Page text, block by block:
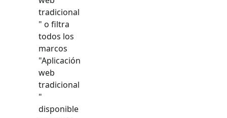
tradicional
" o filtra
todos los
marcos
"Aplicación
web
tradicional
"
disponible